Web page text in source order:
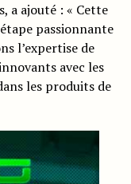
a ajouté : « Cette
passionnante
l’expertise de
avec les
les produits de